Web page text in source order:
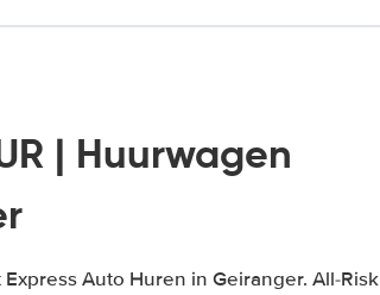
| Huurwagen
Auto Huren in Geiranger. All-Risk